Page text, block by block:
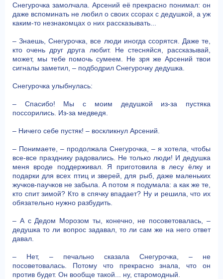
Снегурочка замолчала. Арсений её прекрасно понимал: он
даже вспоминать не любил о своих ссорах с дедушкой, а уж
каким-то незнакомцах о них рассказывать...
– Знаешь, Снегурочка, все люди иногда ссорятся. Даже те,
кто очень друг друга любит. Не стесняйся, рассказывай,
может, мы тебе помочь сумеем. Не зря же Арсений твои
сигналы заметил, – подбодрил Снегурочку дедушка.
Снегурочка улыбнулась:
– Спасибо! Мы с моим дедушкой из-за пустяка
поссорились. Из-за медведя.
– Ничего себе пустяк! – воскликнул Арсений.
– Понимаете, – продолжала Снегурочка, – я хотела, чтобы
все-все празднику радовались. Не только люди! И дедушка
меня вроде поддерживал. Я приготовила в лесу ёлку и
подарки для всех птиц и зверей, для рыб, даже маленьких
жучков-паучков не забыла. А потом я подумала: а как же те,
кто спит зимой? Кто в спячку впадает? Ну и решила, что их
обязательно нужно разбудить.
– А с Дедом Морозом ты, конечно, не посоветовалась, –
дедушка то ли вопрос задавал, то ли сам же на него ответ
давал.
– Нет, – печально сказала Снегурочка, – не
посоветовалась. Потому что прекрасно знала, что он
против будет. Он вообще такой... ну, старомодный.